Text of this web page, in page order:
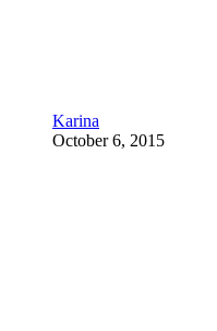
Karina
October 6, 2015